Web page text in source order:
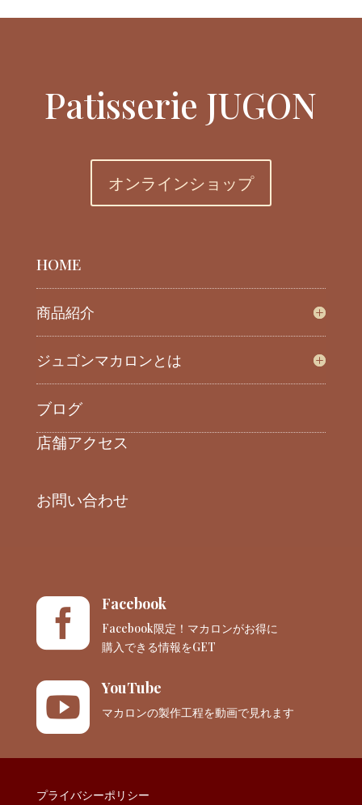
Patisserie JUGON
オンラインショップ
HOME
商品紹介
ジュゴンマカロンとは
ブログ
店舗アクセス
お問い合わせ
 Facebook
Facebook限定！マカロンがお得に
購入できる情報をGET
 YouTube
マカロンの製作工程を動画で見れます
プライバシーポリシー